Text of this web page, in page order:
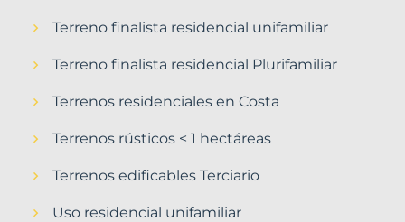
Terreno finalista residencial unifamiliar
Terreno finalista residencial Plurifamiliar
Terrenos residenciales en Costa
Terrenos rústicos < 1 hectáreas
Terrenos edificables Terciario
Uso residencial unifamiliar